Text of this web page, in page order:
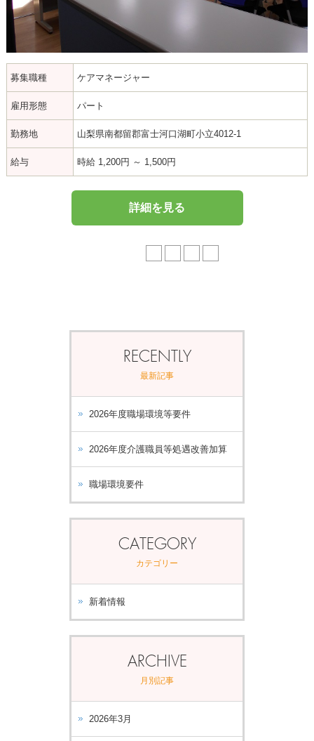
募集職種 ケアマネージャー
雇用形態 パート
勤務地 山梨県南都留郡富士河口湖町小立4012-1
給与 時給 1,200円 ～ 1,500円
詳細を見る
RECENTLY
最新記事
2026年度職場環境等要件
2026年度介護職員等処遇改善加算
職場環境要件
CATEGORY
カテゴリー
新着情報
ARCHIVE
月別記事
2026年3月